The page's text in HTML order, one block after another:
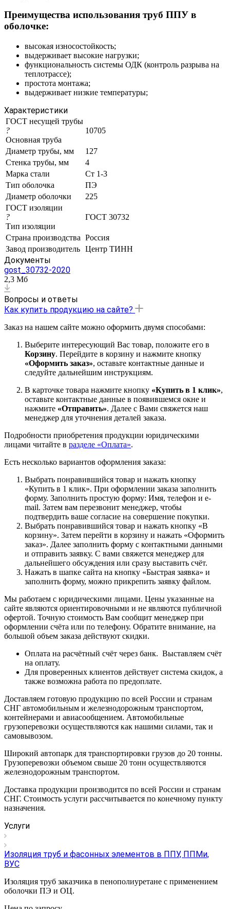
Преимущества использования труб ППУ в
оболочке:
высокая износостойкость;
выдерживает высокие нагрузки;
функциональность системы ОДК (контроль разрыва на
теплотрассе);
простота монтажа;
выдерживает низкие температуры;
Характеристики
ГОСТ несущей трубы
?
Основная труба
10705
Диаметр трубы, мм
127
Стенка трубы, мм
4
Марка стали
Ст 1-3
Тип оболочка
ПЭ
Диаметр оболочки
225
ГОСТ изоляции
?
Тип изоляции
ГОСТ 30732
Страна производства Россия
Завод производитель Центр ТИНН
Документы
gost_30732-2020
2,3 Мб
Вопросы и ответы
Как купить продукцию на сайте?
Заказ на нашем сайте можно оформить двумя способами:
Выберите интересующий Вас товар, положите его в
Корзину. Перейдите в корзину и нажмите кнопку
«Оформить заказ», оставьте контактные данные и
следуйте дальнейшим инструкциям.
В карточке товара нажмите кнопку «Купить в 1 клик»,
оставьте контактные данные в появившемся окне и
нажмите «Отправить». Далее с Вами свяжется наш
менеджер для уточнения деталей заказа.
Подробности приобретения продукции юридическими
лицами читайте в разделе «Оплата».
Есть несколько вариантов оформления заказа:
Выбрать понравившийся товар и нажать кнопку
«Купить в 1 клик». При оформлении заказа заполнить
форму. Заполнить простую форму: Имя, телефон и e-
mail. Затем вам перезвонит менеджер, чтобы
подтвердить ваше согласие на совершение покупки.
Выбрать понравившийся товар и нажать кнопку «В
корзину». Затем перейти в корзину и нажать «Оформить
заказ». Далее заполнить форму с контактными данными
и отправить заявку. С вами свяжется менеджер для
дальнейшего обсуждения или сразу выставить счёт.
Нажать в шапке сайта на кнопку «Быстрая заявка» и
заполнить форму, можно прикрепить заявку файлом.
Мы работаем с юридическими лицами. Цены указанные на
сайте являются ориентировочными и не являются публичной
офертой. Точную стоимость Вам сообщит менеджер при
оформлении счёта или по телефону. Обратите внимание, на
большой объем заказа действуют скидки.
Оплата на расчётный счёт через банк. Выставляем счёт
на оплату.
Для проверенных клиентов действует система скидок, а
также возможна работа по предоплате.
Доставляем готовую продукцию по всей России и странам
СНГ автомобильным и железнодорожным транспортом,
контейнерами и авиасообщением. Автомобильные
грузоперевозки осуществляются как нашими силами, так и
самовывозом.
Широкий автопарк для транспортировки грузов до 20 тонны.
Грузоперевозки объемом свыше 20 тонн осуществляются
железнодорожным транспортом.
Доставка продукции производится по всей России и странам
СНГ. Стоимость услуги рассчитывается по конечному пункту
назначения.
Услуги
Изоляция труб и фасонных элементов в ППУ, ППМи,
ВУС
Изоляция труб заказчика в пенополиуретане с применением
оболочки ПЭ и ОЦ.